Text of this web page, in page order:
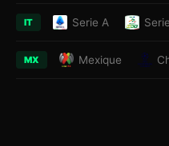
IT Serie A
MX Mexique